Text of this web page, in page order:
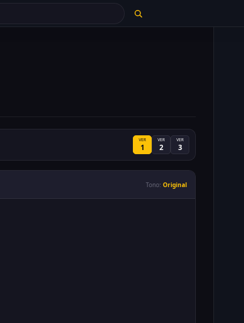
VER
1
VER
2
VER
3
Tono: Original